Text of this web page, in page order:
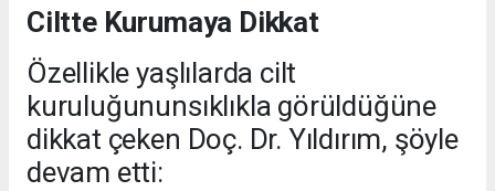
Ciltte Kurumaya Dikkat
Özellikle yaşlılarda cilt
kuruluğununsıklıkla görüldüğüne
dikkat çeken Doç. Dr. Yıldırım, şöyle
devam etti: